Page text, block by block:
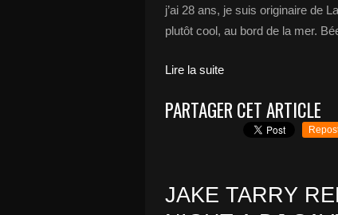
j’ai 28 ans, je suis originaire de
plutôt cool, au bord de la mer.
Lire la suite
PARTAGER CET ARTICLE
JAKE TARRY